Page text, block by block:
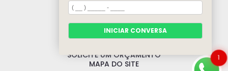
HOME
MODELOS
CONTATO
SOLICITE UM ORÇAMENTO
MAPA DO SITE
1
INICIAR CONVERSA